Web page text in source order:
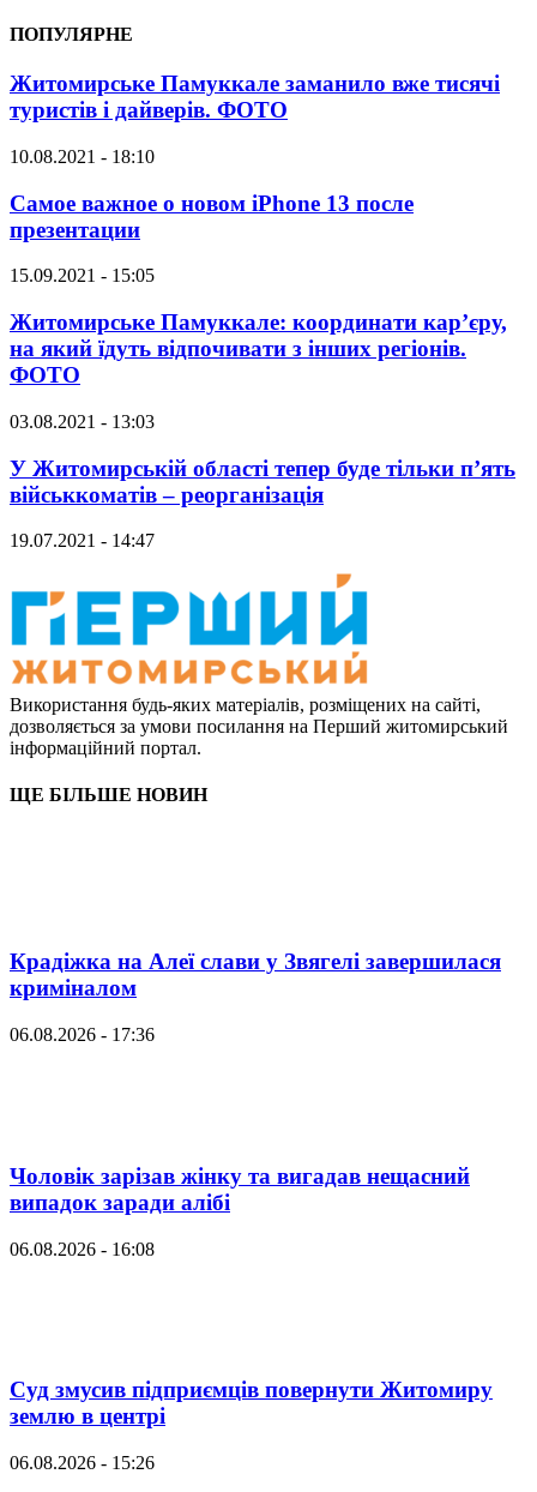
ПОПУЛЯРНЕ
Житомирське Памуккале заманило вже тисячі
туристів і дайверів. ФОТО
10.08.2021 - 18:10
Самое важное о новом iPhone 13 после
презентации
15.09.2021 - 15:05
Житомирське Памуккале: координати кар’єру,
на який їдуть відпочивати з інших регіонів.
ФОТО
03.08.2021 - 13:03
У Житомирській області тепер буде тільки п’ять
військкоматів – реорганізація
19.07.2021 - 14:47
Використання будь-яких матеріалів, розміщених на сайті,
дозволяється за умови посилання на Перший житомирський
інформаційний портал.
ЩЕ БІЛЬШЕ НОВИН
Крадіжка на Алеї слави у Звягелі завершилася
криміналом
06.08.2026 - 17:36
Чоловік зарізав жінку та вигадав нещасний
випадок заради алібі
06.08.2026 - 16:08
Суд змусив підприємців повернути Житомиру
землю в центрі
06.08.2026 - 15:26